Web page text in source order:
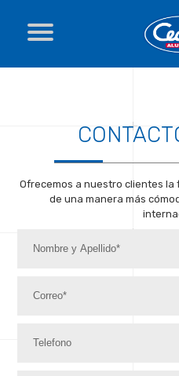
Ofrecemos a nuestro clientes
de una manera más